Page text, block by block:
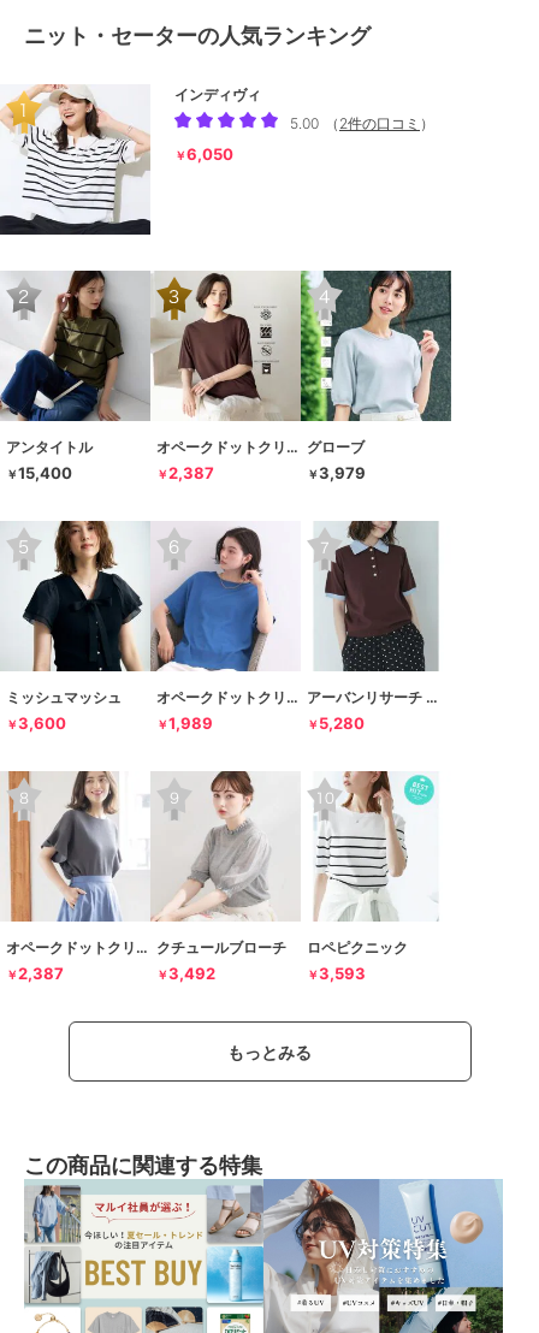
ニット・セーターの人気ランキング
インディヴィ
5.00
（ 2件の口コミ ）
￥6,050
アンタイトル
￥15,400
オペークドットクリップ
￥2,387
グローブ
￥3,979
ミッシュマッシュ
￥3,600
オペークドットクリップ
￥1,989
アーバンリサーチ サニーレーベル
￥ 5,280
オペークドットクリップ
￥2,387
クチュールブローチ
￥3,492
ロペピクニック
￥3,593
もっとみる
この商品に関連する特集